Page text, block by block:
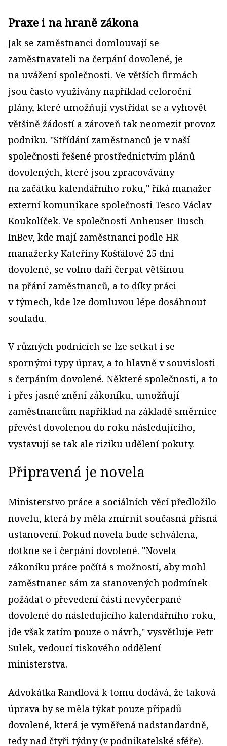
Praxe i na hraně zákona
Jak se zaměstnanci domlouvají se
zaměstnavateli na čerpání dovolené, je
na uvážení společnosti. Ve větších firmách
jsou často využívány například celoroční
plány, které umožňují vystřídat se a vyhovět
většině žádostí a zároveň tak neomezit provoz
podniku. "Střídání zaměstnanců je v naší
společnosti řešené prostřednictvím plánů
dovolených, které jsou zpracovávány
na začátku kalendářního roku," říká manažer
externí komunikace společnosti Tesco Václav
Koukolíček. Ve společnosti Anheuser-Busch
InBev, kde mají zaměstnanci podle HR
manažerky Kateřiny Košťálové 25 dní
dovolené, se volno daří čerpat většinou
na přání zaměstnanců, a to díky práci
v týmech, kde lze domluvou lépe dosáhnout
souladu.
V různých podnicích se lze setkat i se
spornými typy úprav, a to hlavně v souvislosti
s čerpáním dovolené. Některé společnosti, a to
i přes jasné znění zákoníku, umožňují
zaměstnancům například na základě směrnice
převést dovolenou do roku následujícího,
vystavují se tak ale riziku udělení pokuty.
Připravená je novela
Ministerstvo práce a sociálních věcí předložilo
novelu, která by měla zmírnit současná přísná
ustanovení. Pokud novela bude schválena,
dotkne se i čerpání dovolené. "Novela
zákoníku práce počítá s možností, aby mohl
zaměstnanec sám za stanovených podmínek
požádat o převedení části nevyčerpané
dovolené do následujícího kalendářního roku,
jde však zatím pouze o návrh," vysvětluje Petr
Sulek, vedoucí tiskového oddělení
ministerstva.
Advokátka Randlová k tomu dodává, že taková
úprava by se měla týkat pouze případů
dovolené, která je vyměřená nadstandardně,
tedy nad čtyři týdny (v podnikatelské sféře).